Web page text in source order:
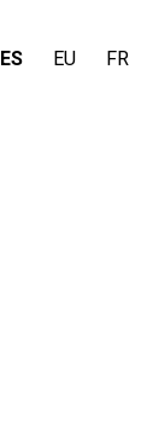
ES EU FR